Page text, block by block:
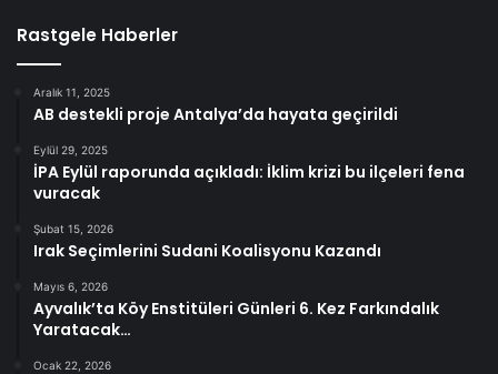
Rastgele Haberler
Aralık 11, 2025
AB destekli proje Antalya’da hayata geçirildi
Eylül 29, 2025
İPA Eylül raporunda açıkladı: İklim krizi bu ilçeleri fena
vuracak
Şubat 15, 2026
Irak Seçimlerini Sudani Koalisyonu Kazandı
Mayıs 6, 2026
Ayvalık’ta Köy Enstitüleri Günleri 6. Kez Farkındalık
Yaratacak…
Ocak 22, 2026